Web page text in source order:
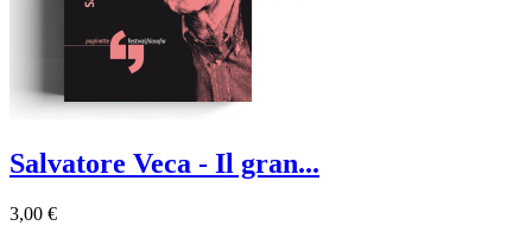
Salvatore Veca - Il gran...
3,00 €